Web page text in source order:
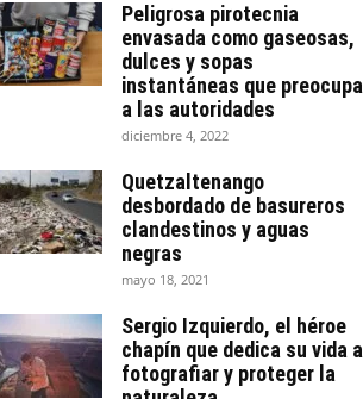
Peligrosa pirotecnia
envasada como gaseosas,
dulces y sopas
instantáneas que preocupa
a las autoridades
diciembre 4, 2022
Quetzaltenango
desbordado de basureros
clandestinos y aguas
negras
mayo 18, 2021
Sergio Izquierdo, el héroe
chapín que dedica su vida a
fotografiar y proteger la